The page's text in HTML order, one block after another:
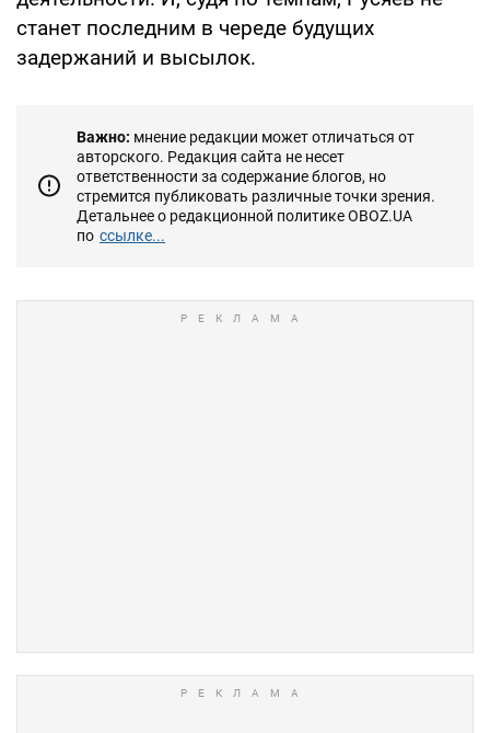
станет последним в череде будущих
задержаний и высылок.
Важно: мнение редакции может отличаться от
авторского. Редакция сайта не несет
ответственности за содержание блогов, но
стремится публиковать различные точки зрения.
Детальнее о редакционной политике OBOZ.UA
по ссылке...